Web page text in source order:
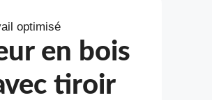
optimisé
en bois
tiroir